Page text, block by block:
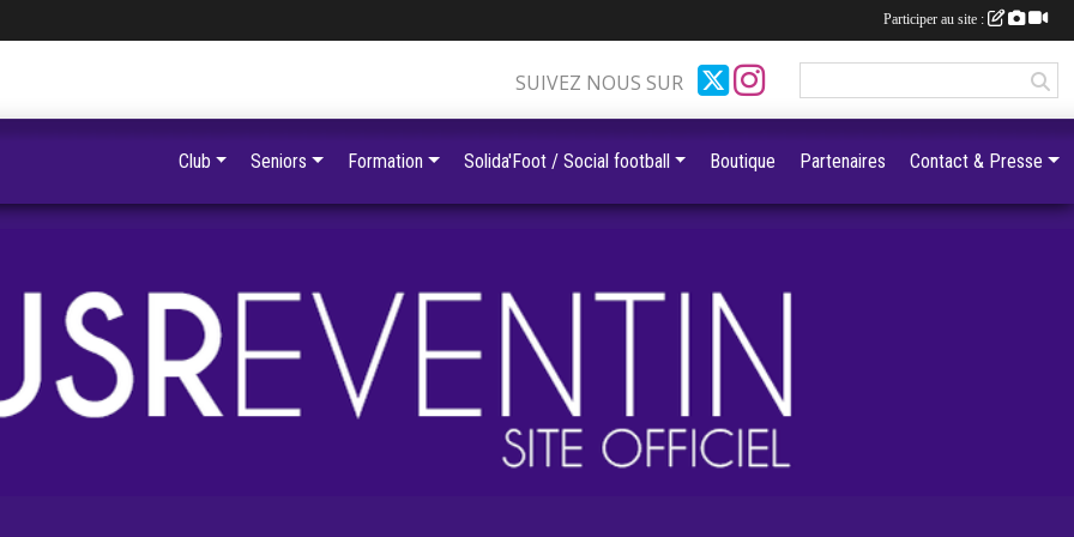
SUIVEZ NOUS SUR
Club Seniors Formation Solida'Foot / Social football Boutique Partenaires Contact & Presse
Participer au site :